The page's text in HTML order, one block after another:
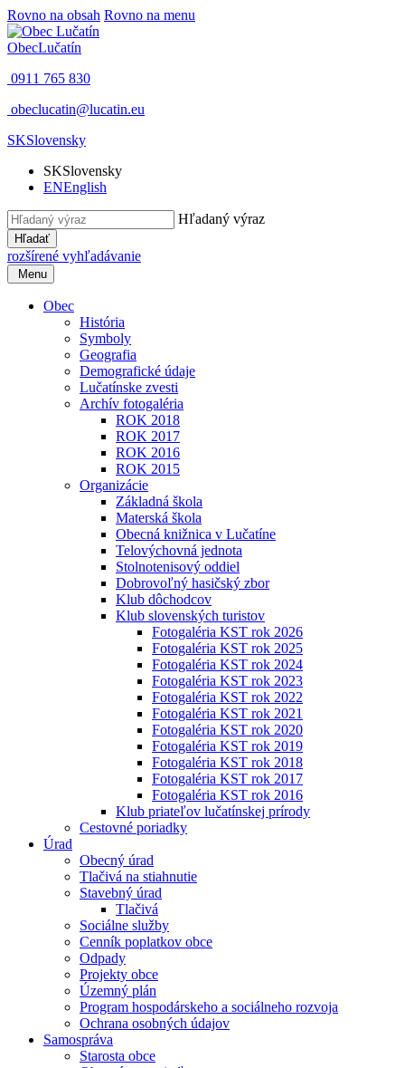
Rovno na obsah Rovno na menu
ObecLučatín
0911 765 830
obeclucatin@lucatin.eu
SKSlovensky
SKSlovensky
ENEnglish
Hľadaný výraz
Hľadať
rozšírené vyhľadávanie
Menu
Obec
História
Symboly
Geografia
Demografické údaje
Lučatínske zvesti
Archív fotogaléria
ROK 2018
ROK 2017
ROK 2016
ROK 2015
Organizácie
Základná škola
Materská škola
Obecná knižnica v Lučatíne
Telovýchovná jednota
Stolnotenisový oddiel
Dobrovoľný hasičský zbor
Klub dôchodcov
Klub slovenských turistov
Fotogaléria KST rok 2026
Fotogaléria KST rok 2025
Fotogaléria KST rok 2024
Fotogaléria KST rok 2023
Fotogaléria KST rok 2022
Fotogaléria KST rok 2021
Fotogaléria KST rok 2020
Fotogaléria KST rok 2019
Fotogaléria KST rok 2018
Fotogaléria KST rok 2017
Fotogaléria KST rok 2016
Klub priateľov lučatínskej prírody
Cestovné poriadky
Úrad
Obecný úrad
Tlačivá na stiahnutie
Stavebný úrad
Tlačivá
Sociálne služby
Cenník poplatkov obce
Odpady
Projekty obce
Územný plán
Program hospodárskeho a sociálneho rozvoja
Ochrana osobných údajov
Samospráva
Starosta obce